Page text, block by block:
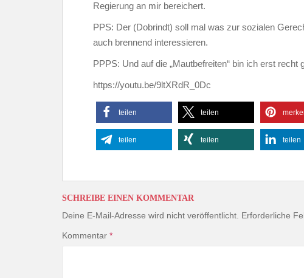
Regierung an mir bereichert.
PPS: Der (Dobrindt) soll mal was zur sozialen
auch brennend interessieren.
PPPS: Und auf die „Mautbefreiten“ bin ich erst recht
https://youtu.be/9ltXRdR_0Dc
teilen teilen
teilen teilen teilen
SCHREIBE EINEN KOMMENTAR
Deine E-Mail-Adresse wird nicht veröffentlicht. Erforderliche
Kommentar *